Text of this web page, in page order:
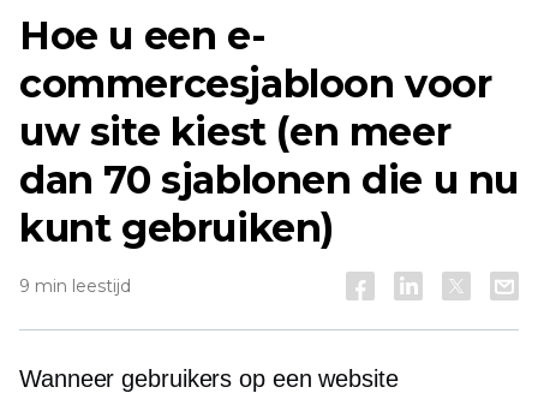
Hoe u een e-
commercesjabloon voor
uw site kiest (en meer
dan 70 sjablonen die u nu
kunt gebruiken)
9 min leestijd
Wanneer gebruikers op een website